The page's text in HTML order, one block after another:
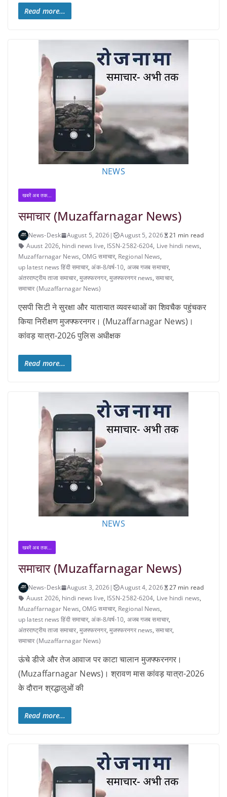
Read more...
NEWS
खबरें अब तक...
समाचार (Muzaffarnagar News)
News-Desk August 5, 2026| August 5, 2026
21 min read
Auust 2026, hindi news live, ISSN-2582-6204, Live hindi news,
Muzaffarnagar News,OMG समाचार, Regional News,
up latest news हिंदी समाचार,अंक-8/वर्ष-10, अजब गजब समाचार,
अंतरराष्ट्रीय ताजा समाचार, मुजफ्फरनगर, मुजफ्फरनगर news,समाचार,
समाचार (Muzaffarnagar News)
एसपी सिटी ने सुरक्षा और यातायात व्यवस्थाओं का शिवचैक पहुंचकर
किया निरीक्षण मुजफ्फरनगर। (Muzaffarnagar News)।
कांवड़ यात्रा-2026 पुलिस अधीक्षक
Read more...
NEWS
खबरें अब तक...
समाचार (Muzaffarnagar News)
News-Desk August 3, 2026| August 4, 2026
27 min read
Auust 2026, hindi news live, ISSN-2582-6204, Live hindi news,
Muzaffarnagar News,OMG समाचार, Regional News,
up latest news हिंदी समाचार,अंक-8/वर्ष-10, अजब गजब समाचार,
अंतरराष्ट्रीय ताजा समाचार, मुजफ्फरनगर, मुजफ्फरनगर news,समाचार,
समाचार (Muzaffarnagar News)
ऊंचे डीजे और तेज आवाज पर काटा चालान मुजफ्फरनगर।
(Muzaffarnagar News)। श्रावण मास कांवड़ यात्रा-2026
के दौरान श्रद्धालुओं की
Read more...